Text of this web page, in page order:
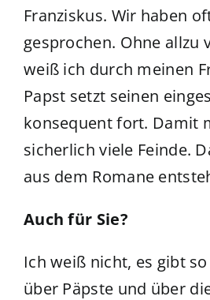
Franziskus. Wir haben
gesprochen. Ohne allzu
weiß ich durch meinen
Papst setzt seinen
konsequent fort. Damit
sicherlich viele Feinde.
aus dem Romane
Auch für Sie?
Ich weiß nicht, es gibt
über Päpste und über